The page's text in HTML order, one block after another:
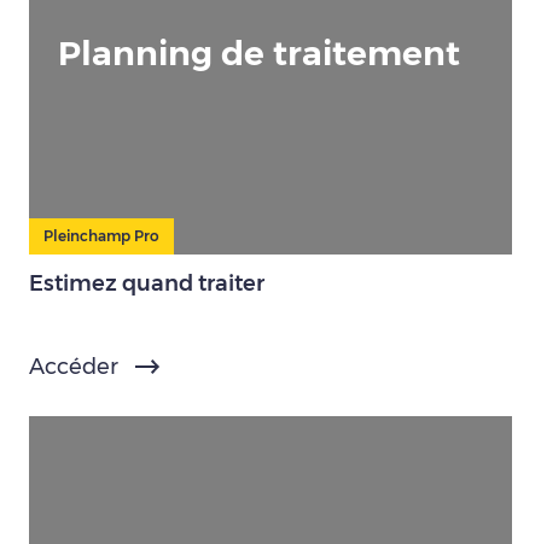
Planning de traitement
Pleinchamp Pro
Estimez quand traiter
Accéder